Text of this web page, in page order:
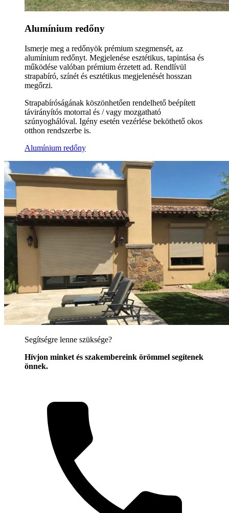
Alumínium redőny
Ismerje meg a redőnyök prémium szegmensét, az
alumínium redőnyt. Megjelenése esztétikus, tapintása és
működése valóban prémium érzetett ad. Rendlívül
strapabíró, színét és esztétikus megjelenését hosszan
megőrzi.
Strapabíróságának köszönhetően rendelhető beépített
távirányítós motorral és / vagy mozgatható
szúnyoghálóval. Igény esetén vezérlése beköthető okos
otthon rendszerbe is.
Alumínium redőny
Segítségre lenne szüksége?
Hívjon minket és szakembereink örömmel segítenek
önnek.